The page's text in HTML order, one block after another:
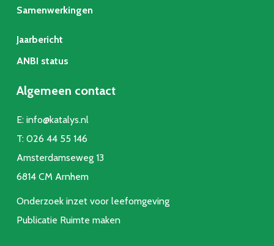
Samenwerkingen
Jaarbericht
ANBI status
Algemeen contact
E: info@katalys.nl
T: 026 44 55 146
Amsterdamseweg 13
6814 CM Arnhem
Onderzoek inzet voor leefomgeving
Publicatie Ruimte maken